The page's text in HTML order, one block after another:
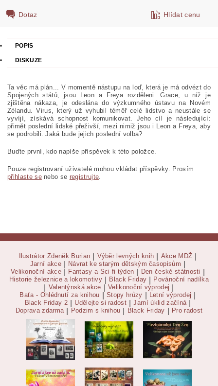
Dotaz Hlídat cenu
POPIS
DISKUZE
Ta věc má plán... V momentě nástupu na loď, která je má odvézt do
Spojených států, jsou Leon a Freya rozděleni. Grace, u níž je
zjištěna nákaza, je odeslána do výzkumného ústavu na Novém
Zélandu. Virus, který už vyhubil téměř celé lidstvo a neustále se
vyvíjí, získává schopnost komunikovat. Jeho cíl je následující:
přimět poslední lidské přeživší, mezi nimiž jsou i Leon a Freya, aby
se podrobili. Jaká bude jejich poslední volba?
Buďte první, kdo napíše příspěvek k této položce.
Pouze registrovaní uživatelé mohou vkládat příspěvky. Prosím
přihlaste senebo se registrujte.
Ilustrátor Zdeněk Burian Výběr levných knih Akce MDŽ
Jarní akce Návrat ke starým dětským časopisům
Velikonoční akce Fantasy a Sci-fi týden Den české státnosti
Historie železnice a lokomotivy Black Friday Povánoční nadílka
Valentýnská akce Velikonoční výprodej
Baťa - Ohlédnutí za knihou Stopy hrůzy Letní výprodej
Black Friday 2 Udělejte si radost Jarní úklid začíná
Doprava zdarma Podzim s knihou Black Friday Pro radost